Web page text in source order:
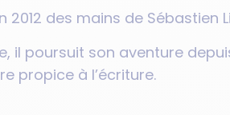
2012 des mains de Sébastien
il poursuit son aventure
propice à l’écriture.